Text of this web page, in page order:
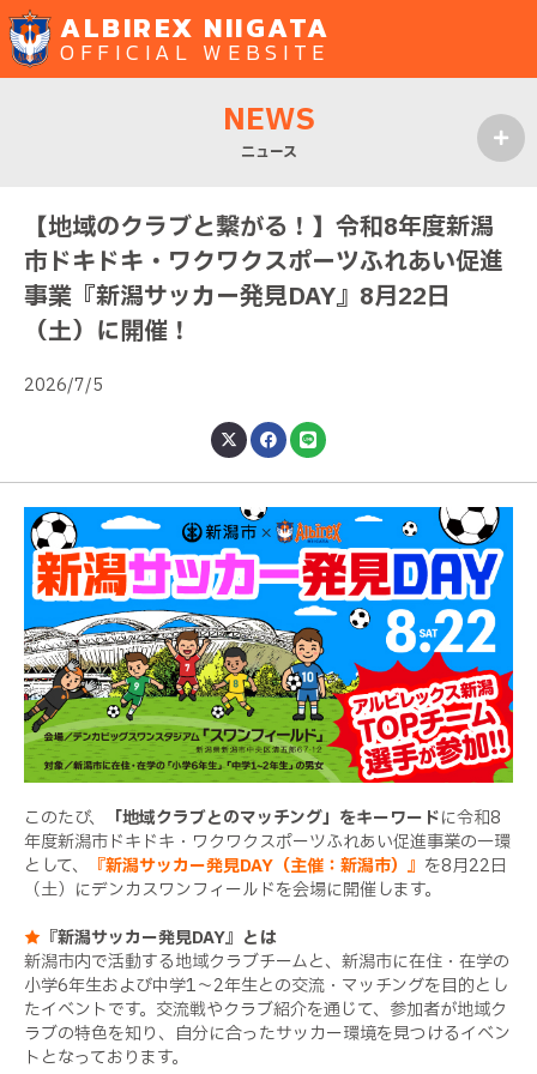
ALBIREX NIIGATA
OFFICIAL WEBSITE
NEWS
ニュース
【地域のクラブと繋がる！】令和8年度新潟
市ドキドキ・ワクワクスポーツふれあい促進
事業『新潟サッカー発見DAY』8月22日
（土）に開催！
2026/7/5
このたび、 「地域クラブとのマッチング」をキーワードに令和8
年度新潟市ドキドキ・ワクワクスポーツふれあい促進事業の一環
として、
『新潟サッカー発見DAY（主催：新潟市）』 を8月22日
（土）にデンカスワンフィールドを会場に開催します。
★ 『新潟サッカー発見DAY』とは
新潟市内で活動する地域クラブチームと、新潟市に在住・在学の
小学6年生および中学1～2年生との交流・マッチングを目的とし
たイベントです。交流戦やクラブ紹介を通じて、参加者が地域ク
ラブの特色を知り、自分に合ったサッカー環境を見つけるイベン
トとなっております。